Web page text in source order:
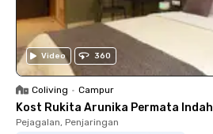
Video 360
Coliving • Campur
Kost Rukita Arunika Permata Indah
Pejagalan, Penjaringan